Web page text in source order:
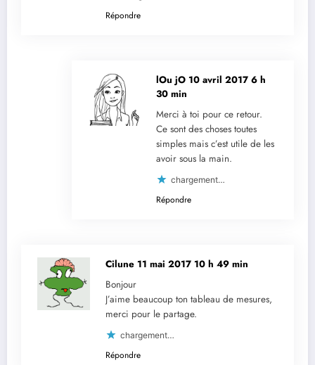
Répondre
lOu jO 10 avril 2017 6 h
30 min
Merci à toi pour ce retour.
Ce sont des choses toutes
simples mais c’est utile de les
avoir sous la main.
chargement…
Répondre
Cilune 11 mai 2017 10 h 49 min
Bonjour
J’aime beaucoup ton tableau de mesures,
merci pour le partage.
chargement…
Répondre